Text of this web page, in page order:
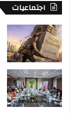
اجتماعيات